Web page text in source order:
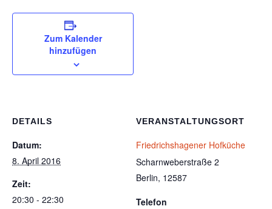
Zum Kalender
hinzufügen
DETAILS
Datum:
8. April 2016
Zeit:
20:30 - 22:30
VERANSTALTUNGSORT
Friedrichshagener Hofküche
Scharnweberstraße 2
Berlin, 12587
Telefon